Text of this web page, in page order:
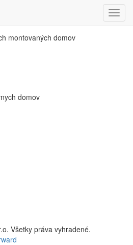
Menu
montovaných domov
domov
Všetky práva vyhradené.